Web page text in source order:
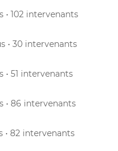
• 102 intervenants
• 30 intervenants
• 51 intervenants
• 86 intervenants
• 82 intervenants